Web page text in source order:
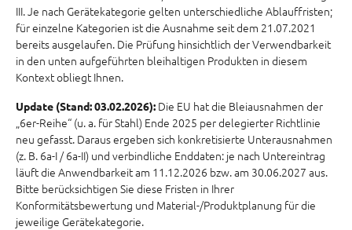
III. Je nach Gerätekategorie gelten unterschiedliche Ablauffristen;
für einzelne Kategorien ist die Ausnahme seit dem 21.07.2021
bereits ausgelaufen. Die Prüfung hinsichtlich der Verwendbarkeit
in den unten aufgeführten bleihaltigen Produkten in diesem
Kontext obliegt Ihnen.
Update (Stand: 03.02.2026): Die EU hat die Bleiausnahmen der
„6er-Reihe“ (u. a. für Stahl) Ende 2025 per delegierter Richtlinie
neu gefasst. Daraus ergeben sich konkretisierte Unterausnahmen
(z. B. 6a-I / 6a-II) und verbindliche Enddaten: je nach Untereintrag
läuft die Anwendbarkeit am 11.12.2026 bzw. am 30.06.2027 aus.
Bitte berücksichtigen Sie diese Fristen in Ihrer
Konformitätsbewertung und Material-/Produktplanung für die
jeweilige Gerätekategorie.